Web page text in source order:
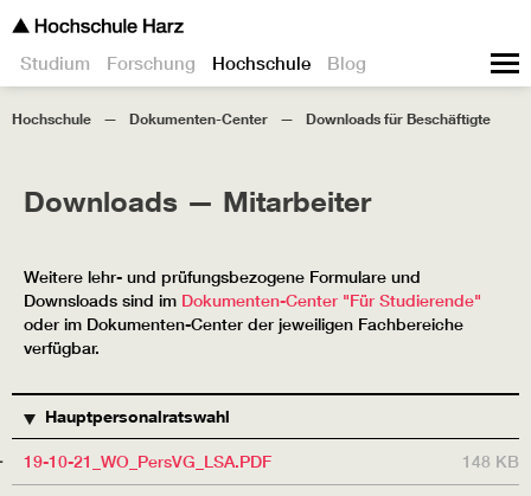
Studium Forschung Hochschule Blog
Hochschule Dokumenten-Center Downloads für Beschäftigte
Downloads — Mitarbeiter
Weitere lehr- und prüfungsbezogene Formulare und
Downsloads sind im Dokumenten-Center "Für Studierende"
oder im Dokumenten-Center der jeweiligen Fachbereiche
verfügbar.
Hauptpersonalratswahl
19-10-21_WO_PersVG_LSA.PDF 148 KB